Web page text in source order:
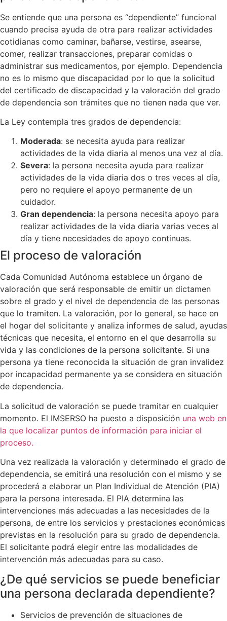
Se entiende que una persona es “dependiente” funcional
cuando precisa ayuda de otra para realizar actividades
cotidianas como caminar, bañarse, vestirse, asearse,
comer, realizar transacciones, preparar comidas o
administrar sus medicamentos, por ejemplo. Dependencia
no es lo mismo que discapacidad por lo que la solicitud
del certificado de discapacidad y la valoración del grado
de dependencia son trámites que no tienen nada que ver.
La Ley contempla tres grados de dependencia:
Moderada: se necesita ayuda para realizar
actividades de la vida diaria al menos una vez al día.
Severa: la persona necesita ayuda para realizar
actividades de la vida diaria dos o tres veces al día,
pero no requiere el apoyo permanente de un
cuidador.
Gran dependencia: la persona necesita apoyo para
realizar actividades de la vida diaria varias veces al
día y tiene necesidades de apoyo continuas.
El proceso de valoración
Cada Comunidad Autónoma establece un órgano de
valoración que será responsable de emitir un dictamen
sobre el grado y el nivel de dependencia de las personas
que lo tramiten. La valoración, por lo general, se hace en
el hogar del solicitante y analiza informes de salud, ayudas
técnicas que necesita, el entorno en el que desarrolla su
vida y las condiciones de la persona solicitante. Si una
persona ya tiene reconocida la situación de gran invalidez
por incapacidad permanente ya se considera en situación
de dependencia.
La solicitud de valoración se puede tramitar en cualquier
momento. El IMSERSO ha puesto a disposición una web en
la que localizar puntos de información para iniciar el
proceso.
Una vez realizada la valoración y determinado el grado de
dependencia, se emitirá una resolución con el mismo y se
procederá a elaborar un Plan Individual de Atención (PIA)
para la persona interesada. El PIA determina las
intervenciones más adecuadas a las necesidades de la
persona, de entre los servicios y prestaciones económicas
previstas en la resolución para su grado de dependencia.
El solicitante podrá elegir entre las modalidades de
intervención más adecuadas para su caso.
¿De qué servicios se puede beneficiar
una persona declarada dependiente?
Servicios de prevención de situaciones de